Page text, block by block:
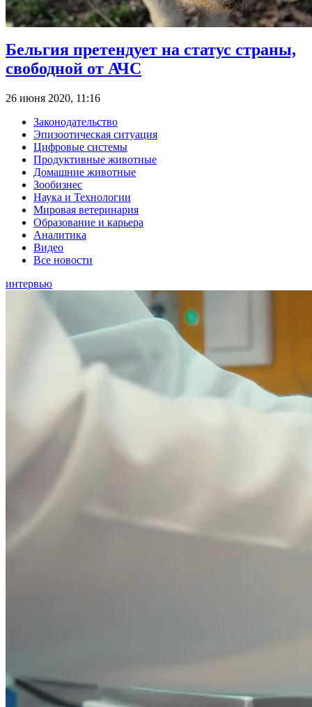
Бельгия претендует на статус страны,
свободной от АЧС
26 июня 2020, 11:16
Законодательство
Эпизоотическая ситуация
Цифровые системы
Продуктивные животные
Домашние животные
Зообизнес
Наука и Технологии
Мировая ветеринария
Образование и карьера
Аналитика
Видео
Все новости
интервью